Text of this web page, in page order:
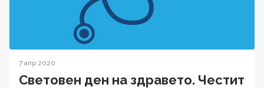
7 апр 2020
Световен ден на здравето. Честит